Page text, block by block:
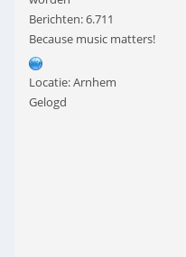
Berichten: 6.711
Because music matters!
Locatie: Arnhem
Gelogd